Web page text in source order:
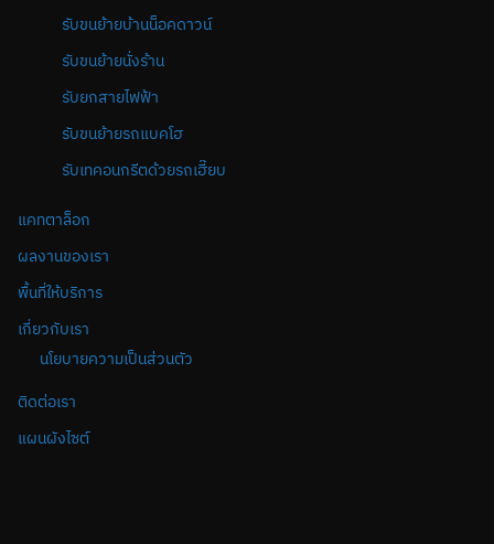
รับขนย้ายบ้านน็อคดาวน์
รับขนย้ายนั่งร้าน
รับยกสายไฟฟ้า
รับขนย้ายรถแบคโฮ
รับเทคอนกรีตด้วยรถเฮี๊ยบ
แคทตาล็อก
ผลงานของเรา
พื้นที่ให้บริการ
เกี่ยวกับเรา
นโยบายความเป็นส่วนตัว
ติดต่อเรา
แผนผังไซต์